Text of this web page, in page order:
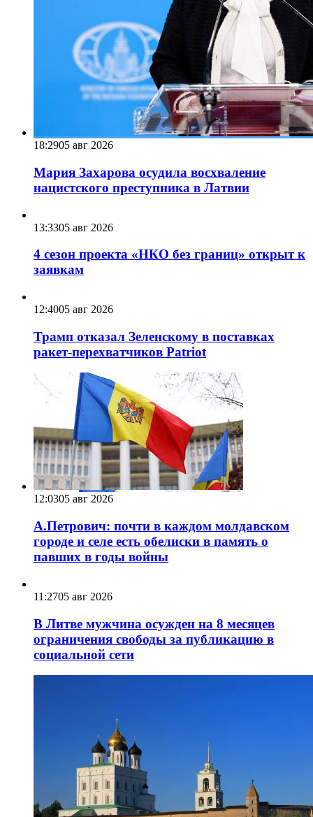
18:2905 авг 2026
Мария Захарова осудила восхваление
нацистского преступника в Латвии
13:3305 авг 2026
4 сезон проекта «НКО без границ» открыт к
заявкам
12:4005 авг 2026
Трамп отказал Зеленскому в поставках
ракет-перехватчиков Patriot
12:0305 авг 2026
А.Петрович: почти в каждом молдавском
городе и селе есть обелиски в память о
павших в годы войны
11:2705 авг 2026
В Литве мужчина осужден на 8 месяцев
ограничения свободы за публикацию в
социальной сети